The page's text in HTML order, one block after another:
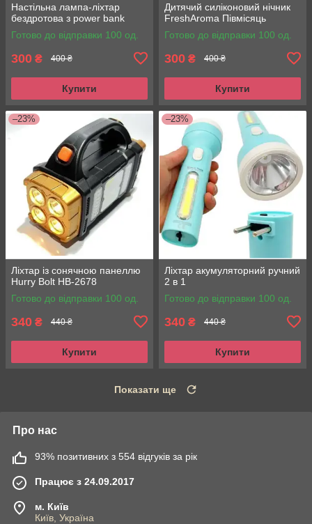
Настільна лампа-ліхтар
бездротова з power bank
Готово до відправки 100 од.
300 ₴ 400 ₴
Купити
Дитячий силіконовий нічник
FreshAroma Півмісяць
Готово до відправки 100 од.
300 ₴ 400 ₴
Купити
–23%
Ліхтар із сонячною панеллю
Hurry Bolt HB-2678
Готово до відправки 100 од.
340 ₴ 440 ₴
Купити
–23%
Ліхтар акумуляторний ручний
2 в 1
Готово до відправки 100 од.
340 ₴ 440 ₴
Купити
Показати ще
Про нас
93% позитивних з 554 відгуків за рік
Працює з 24.09.2017
м. Київ
Київ, Україна